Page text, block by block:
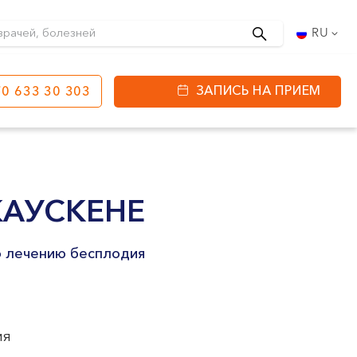
работы:
--
RU
633 30 303 ЗАПИСЬ НА ПРИЕМ
лечению бесплодия